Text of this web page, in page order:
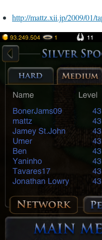
http://mattz.xii.jp/2009/01/